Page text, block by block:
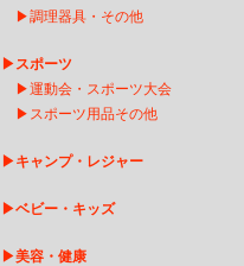
▶調理器具・その他
▶スポーツ
▶運動会・スポーツ大会
▶ スポーツ用品その他
▶キャンプ・レジャー
▶ベビー・キッズ
▶美容・健康